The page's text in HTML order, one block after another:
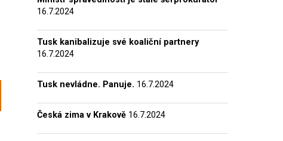
16.7.2024
Tusk kanibalizuje své koaliční partnery
16.7.2024
Tusk nevládne. Panuje. 16.7.2024
Česká zima v Krakově 16.7.2024